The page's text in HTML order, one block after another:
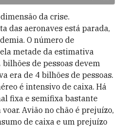
da crise.
das aeronaves está parada,
O número de
metade da estimativa
de pessoas devem
era de 4 bilhões de pessoas.
é intensivo de caixa. Há
fixa e semifixa bastante
Avião no chão é prejuízo,
de caixa e um prejuízo